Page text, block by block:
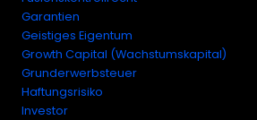
Garantien
Geistiges Eigentum
Growth Capital (Wachstumskapital)
Grunderwerbsteuer
Haftungsrisiko
Investor